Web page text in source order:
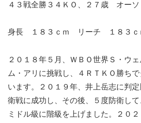
４３戦全勝３４ＫＯ、２７歳 オーソ
身長 １８３ｃｍ リーチ １８３
２０１８年５月、ＷＢＯ世界Ｓ・ウ
ム・アリに挑戦し、４ＲＴＫＯ勝ち
います。２０１９年、井上岳志に判
衛戦に成功し、その後、５度防衛し
ミドル級に階級を上げました。２０